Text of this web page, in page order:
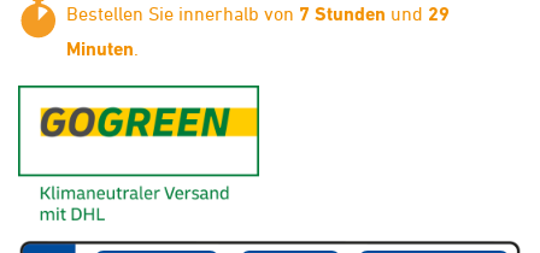
Bestellen Sie innerhalb von 7 Stunden und 29
Minuten